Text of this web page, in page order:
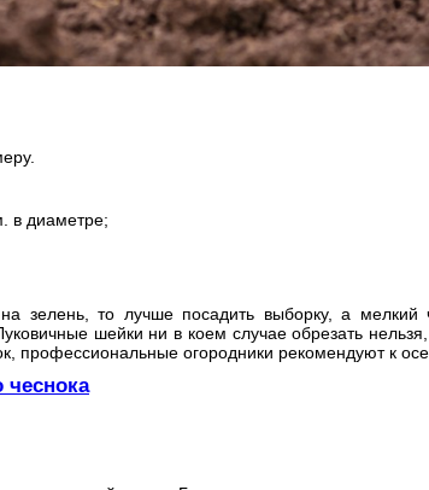
в диаметре;
зелень, то лучше посадить выборку, а
шейки ни в коем случае обрезать
профессиональные огородники рекомендуют к
чеснока